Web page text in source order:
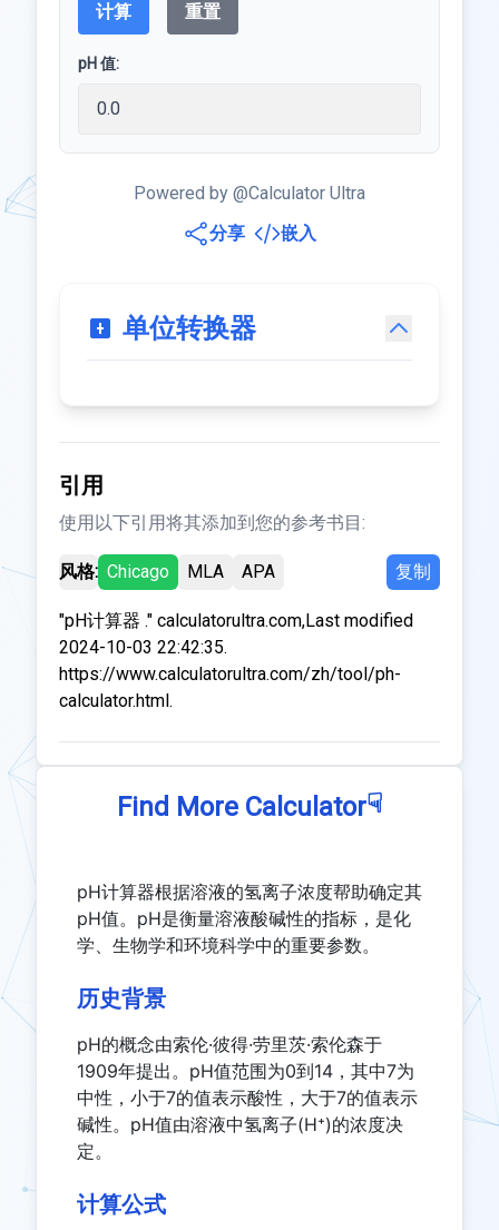
计算 重置
pH 值:
Powered by @Calculator Ultra
分享
嵌入
单位转换器
引用
使用以下引用将其添加到您的参考书目:
风格: Chicago MLA APA 复制
"pH计算器 ." calculatorultra.com,Last modified
2024-10-03 22:42:35.
https://www.calculatorultra.com/zh/tool/ph-
calculator.html.
Find More Calculator☟
pH计算器根据溶液的氢离子浓度帮助确定其
pH值。pH是衡量溶液酸碱性的指标，是化
学、生物学和环境科学中的重要参数。
历史背景
pH的概念由索伦·彼得·劳里茨·索伦森于
1909年提出。pH值范围为0到14，其中7为
中性，小于7的值表示酸性，大于7的值表示
碱性。pH值由溶液中氢离子(H⁺)的浓度决
定。
计算公式